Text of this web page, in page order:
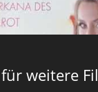
für weitere